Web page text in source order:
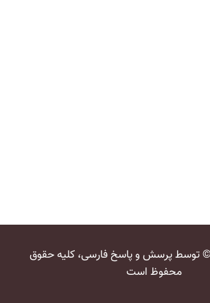
کپی رایت 2026© توسط پرسش و پاسخ فارسی، کلیه حقوق
محفوظ است